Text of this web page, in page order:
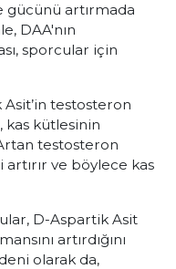
gücünü artırmada
DAA'nın
sporcular için
Asit’in testosteron
kas kütlesinin
testosteron
ve böylece kas
D-Aspartik Asit
artırdığını
olarak da,